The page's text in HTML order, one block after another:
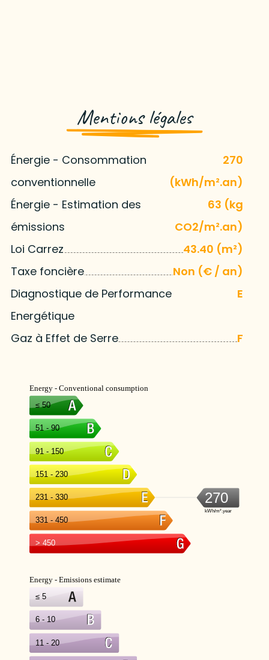
Mentions légales
Énergie - Consommation
conventionnelle
270
(kWh/m².an)
Énergie - Estimation des
émissions
63 (kg
CO2/m².an)
Loi Carrez
43.40 (m²)
Taxe foncière
Non (€ / an)
Diagnostique de Performance
Energétique
E
Gaz à Effet de Serre F